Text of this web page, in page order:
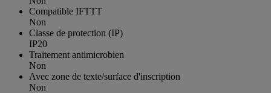
Compatible IFTTT
Non
Classe de protection (IP)
IP20
Traitement antimicrobien
Non
Avec zone de texte/surface d'inscription
Non